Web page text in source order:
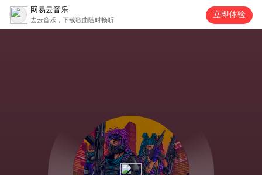
网易云音乐
去云音乐，下载歌曲随时畅听
立即体验